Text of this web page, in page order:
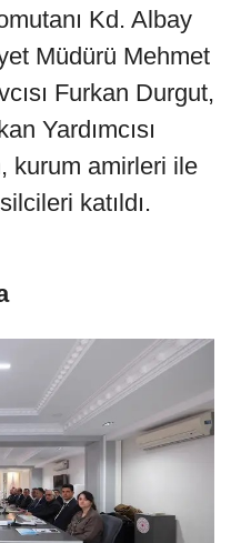
Kd. Albay
Müdürü Mehmet
Furkan Durgut,
Yardımcısı
kurum amirleri ile
katıldı.